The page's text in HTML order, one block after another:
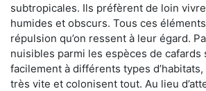
subtropicales. Ils préfèrent de loin
humides et obscurs. Tous ces
répulsion qu’on ressent à leur égard.
nuisibles parmi les espèces de cafards
facilement à différents types
très vite et colonisent tout. Au lieu